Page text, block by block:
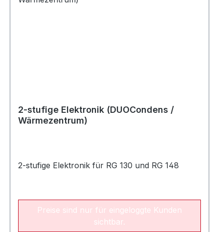
2-stufige Elektronik (DUOCondens /
Wärmezentrum)
2-stufige Elektronik für RG 130 und RG 148
Preise sind nur für eingeloggte Kunden
sichtbar.